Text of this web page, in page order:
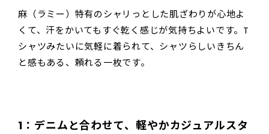
麻（ラミー）特有のシャリっとした肌ざわりが心地よ
くて、汗をかいてもすぐ乾く感じが気持ちよいです。T
シャツみたいに気軽に着られて、シャツらしいきちん
と感もある、頼れる一枚です。
1：デニムと合わせて、軽やかカジュアルスタ